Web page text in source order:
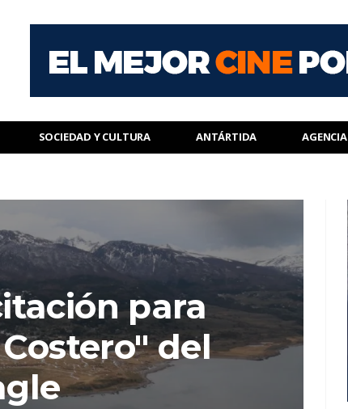
SOCIEDAD Y CULTURA ANTÁRTIDA AGENCIA
para
del